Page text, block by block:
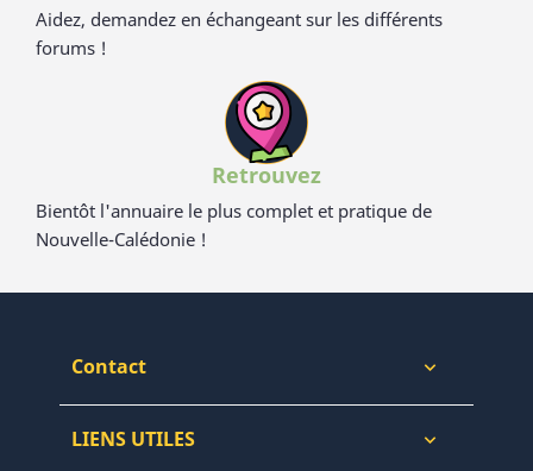
Aidez, demandez en échangeant sur les différents
forums !
Retrouvez
Bientôt l'annuaire le plus complet et pratique de
Nouvelle-Calédonie !
Contact 
LIENS UTILES 